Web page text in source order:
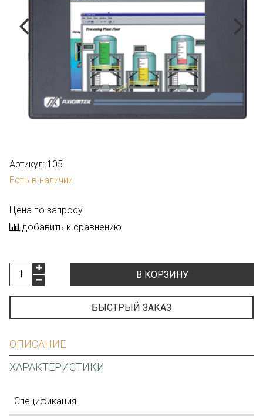
Артикул: 105
Есть в наличии
Цена по запросу
добавить к сравнению
В КОРЗИНУ
БЫСТРЫЙ ЗАКАЗ
ОПИСАНИЕ
ХАРАКТЕРИСТИКИ
Спецификация